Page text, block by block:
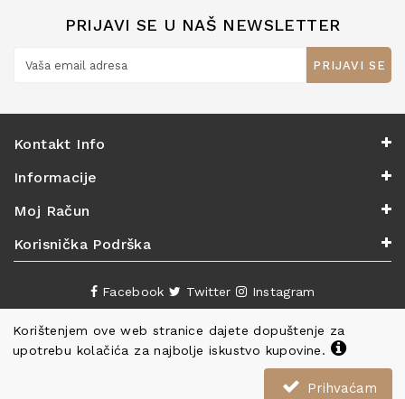
Korištenjem ove web stranice dajete dopuštenje za
upotrebu kolačića za najbolje iskustvo kupovine.
Prihvaćam
PRIJAVI SE U NAŠ NEWSLETTER
PRIJAVI SE
Kontakt Info
Informacije
Moj Račun
Korisnička Podrška
Facebook Twitter Instagram